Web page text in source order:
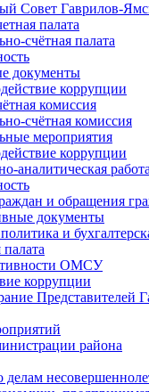
Совет Гаврилов-
палата
счётная палата
документы
коррупции
комиссия
счётная комиссия
мероприятия
коррупции
аналитическая работа
и обращения
документы
и
ОМСУ
коррупции
Представителей
района
делам